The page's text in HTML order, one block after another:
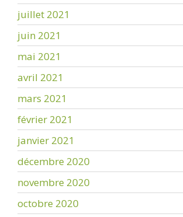
juillet 2021
juin 2021
mai 2021
avril 2021
mars 2021
février 2021
janvier 2021
décembre 2020
novembre 2020
octobre 2020